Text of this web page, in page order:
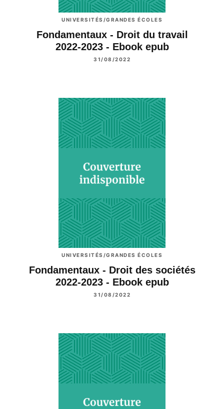
UNIVERSITÉS/GRANDES ÉCOLES
Fondamentaux - Droit du travail
2022-2023 - Ebook epub
31/08/2022
UNIVERSITÉS/GRANDES ÉCOLES
Fondamentaux - Droit des sociétés
2022-2023 - Ebook epub
31/08/2022